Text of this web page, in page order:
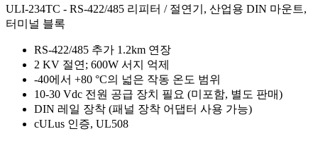
ULI-234TC - RS-422/485 리피터 / 절연기, 산업용 DIN 마운트,
터미널 블록
RS-422/485 추가 1.2km 연장
2 KV 절연; 600W 서지 억제
-40에서 +80 °C의 넓은 작동 온도 범위
10-30 Vdc 전원 공급 장치 필요 (미포함, 별도 판매)
DIN 레일 장착 (패널 장착 어댑터 사용 가능)
cULus 인증, UL508